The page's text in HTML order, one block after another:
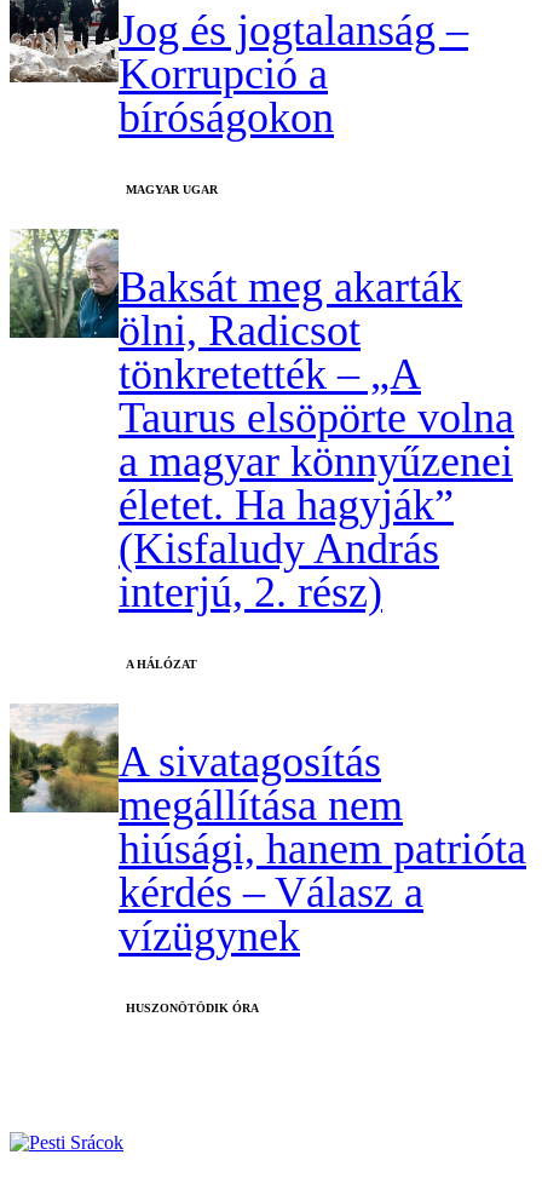
Jog és jogtalanság –
Korrupció a
bíróságokon
MAGYAR UGAR
Baksát meg akarták
ölni, Radicsot
tönkretették – „A
Taurus elsöpörte volna
a magyar könnyűzenei
életet. Ha hagyják”
(Kisfaludy András
interjú, 2. rész)
A HÁLÓZAT
A sivatagosítás
megállítása nem
hiúsági, hanem patrióta
kérdés – Válasz a
vízügynek
HUSZONÖTÖDIK ÓRA